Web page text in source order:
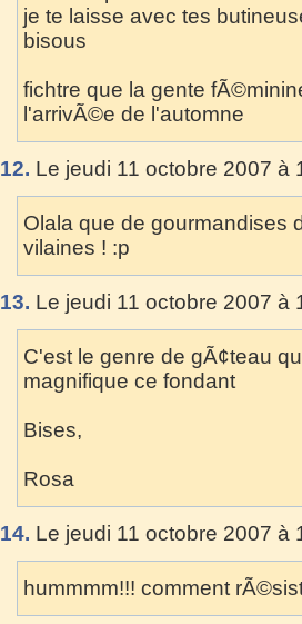
je te laisse avec tes
bisous
fichtre que la gente
l'arrivÃ©e de l'automne
12. Le jeudi 11 octobre 2007 à
Olala que de gourmandises
vilaines ! :p
13. Le jeudi 11 octobre 2007 à
C'est le genre de gÃ¢teau
magnifique ce fondant
Bises,
Rosa
14. Le jeudi 11 octobre 2007 à
hummmm!!! comment